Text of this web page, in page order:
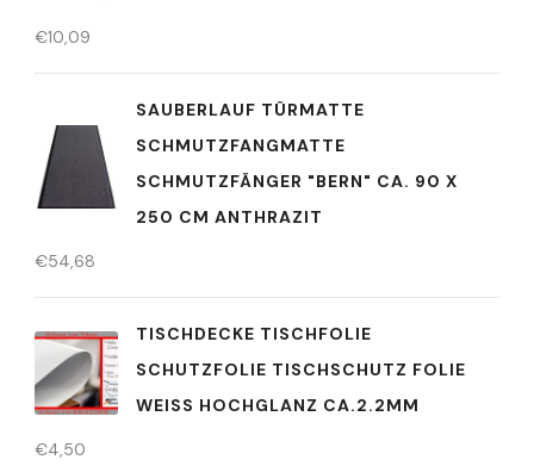
€10,09
SAUBERLAUF TÜRMATTE
SCHMUTZFANGMATTE
SCHMUTZFÄNGER "BERN" CA. 90 X
250 CM ANTHRAZIT
€54,68
TISCHDECKE TISCHFOLIE
SCHUTZFOLIE TISCHSCHUTZ FOLIE
WEISS HOCHGLANZ CA.2.2MM
€4,50